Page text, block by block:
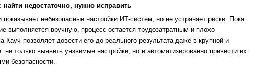
недостаточно, нужно исправить
показывает небезопасные настройки ИТ-систем, но не устраняет риски. Пока
выполняется вручную, процесс остается трудозатратным и плохо
позволяет довести его до реального результата даже в крупной и
только выявить уязвимые настройки, но и автоматизированно привести их
безопасности.